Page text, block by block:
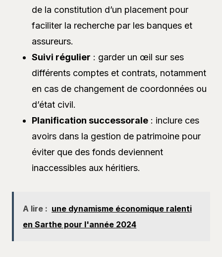
de la constitution d’un placement pour
faciliter la recherche par les banques et
assureurs.
Suivi régulier : garder un œil sur ses
différents comptes et contrats, notamment
en cas de changement de coordonnées ou
d’état civil.
Planification successorale : inclure ces
avoirs dans la gestion de patrimoine pour
éviter que des fonds deviennent
inaccessibles aux héritiers.
A lire : une dynamisme économique ralenti
en Sarthe pour l'année 2024